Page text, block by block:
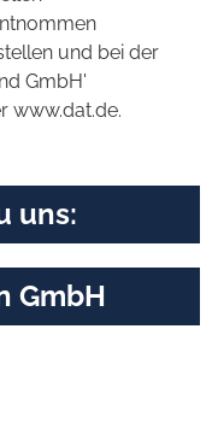
und bei der
GmbH'
www.dat.de.
uns:
GmbH